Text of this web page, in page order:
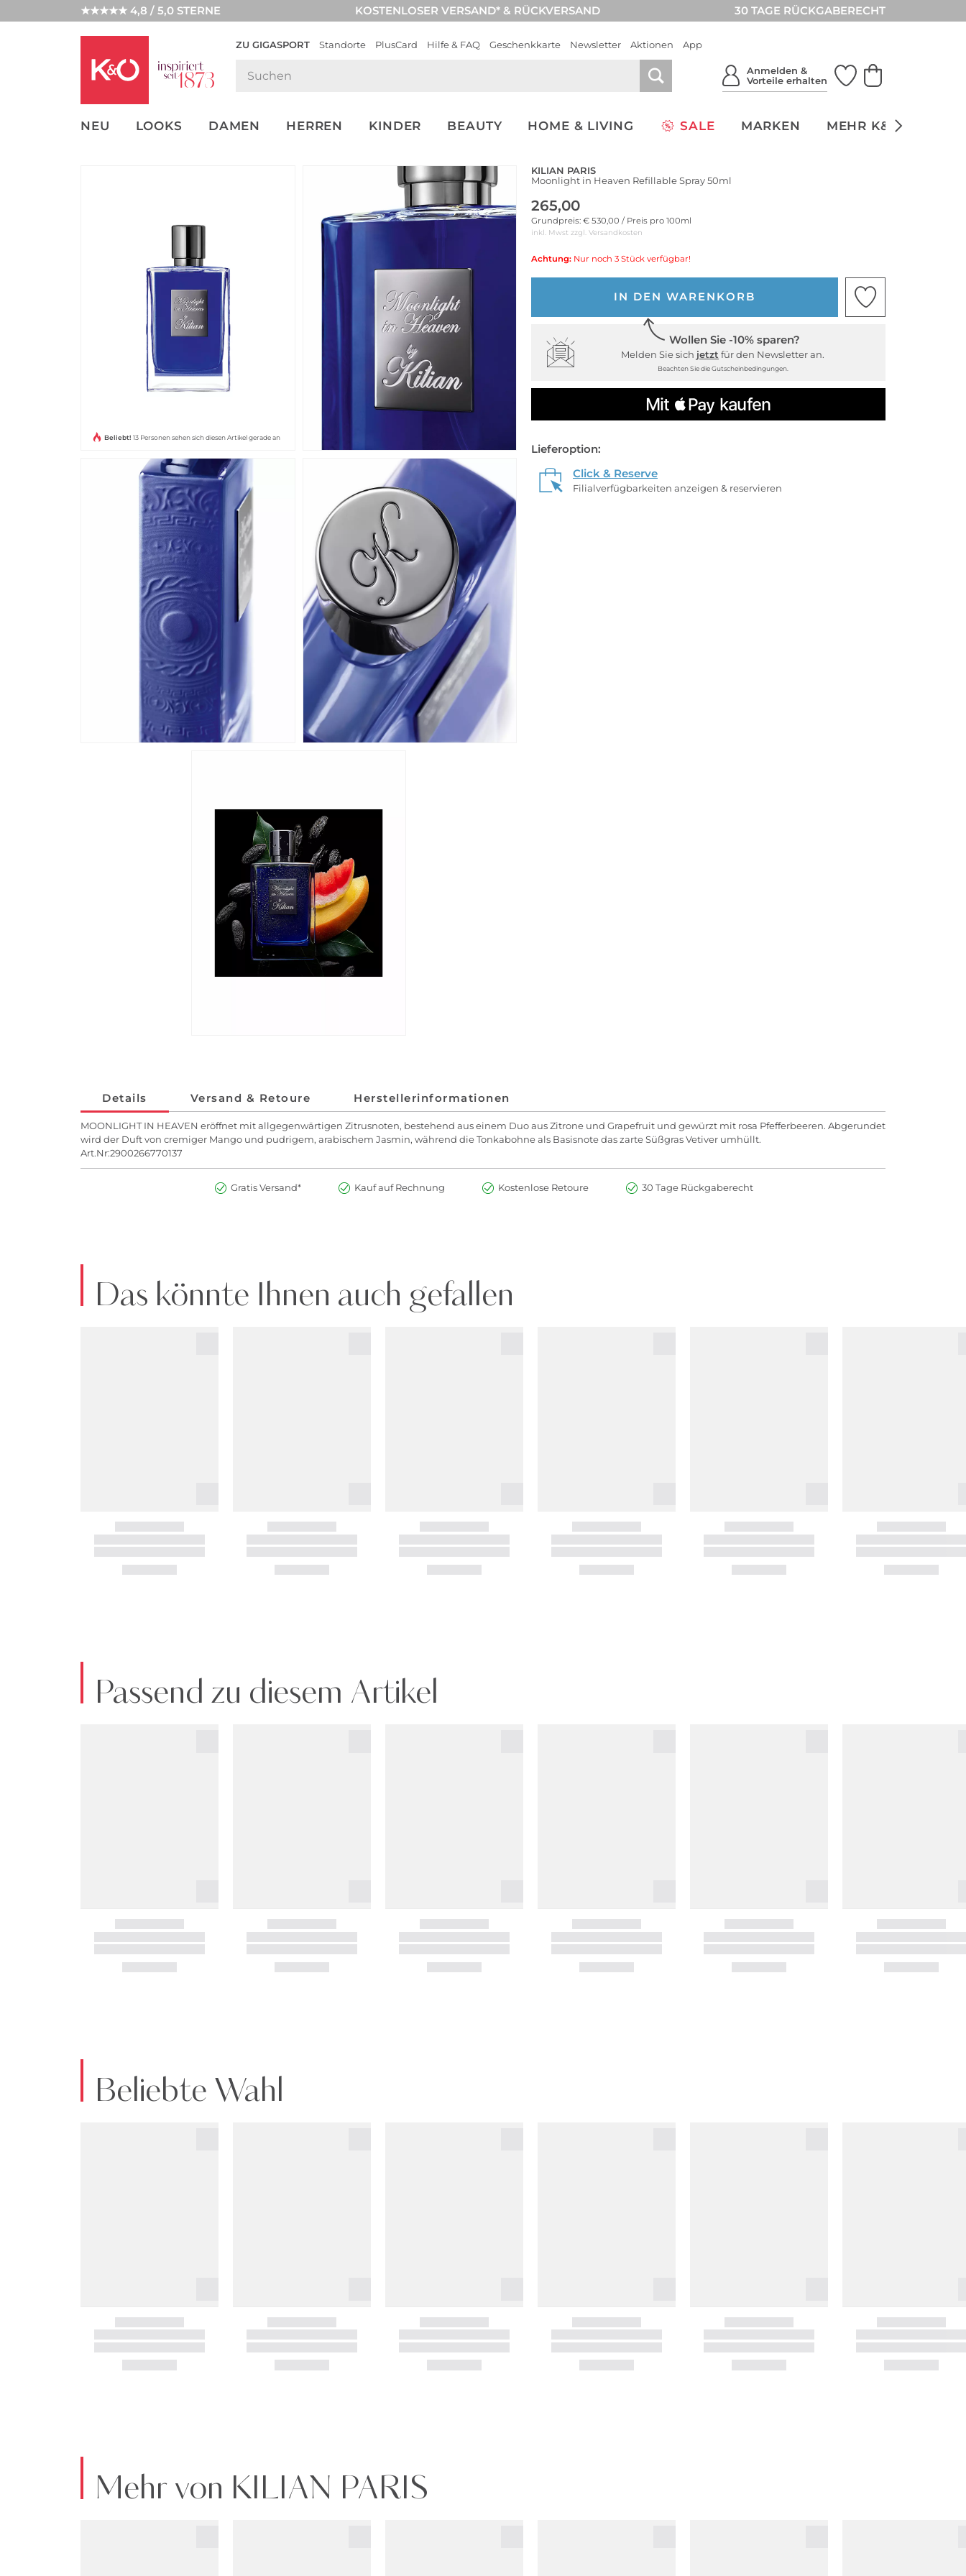
★★★★★ 4,8 / 5,0 STERNE KOSTENLOSER VERSAND* & RÜCKVERSAND 30 TAGE RÜCKGABERECHT
ZU GIGASPORT Standorte PlusCard Hilfe & FAQ Geschenkkarte Newsletter Aktionen App
Anmelden &
Vorteile erhalten
NEU LOOKS DAMEN HERREN KINDER BEAUTY HOME & LIVING SALE MARKEN MEHR K&Ö
UNSERE APP
CLICK &
Beliebt! 13 Personen sehen sich diesen Artikel gerade an
KILIAN PARIS
Moonlight in Heaven Refillable Spray 50ml
265,00
Grundpreis: € 530,00 / Preis pro 100ml
inkl. Mwst zzgl. Versandkosten
Achtung: Nur noch 3 Stück verfügbar!
IN DEN WARENKORB
Wollen Sie -10% sparen?
Melden Sie sich jetzt für den Newsletter an.
Beachten Sie die Gutscheinbedingungen.
Lieferoption:
Click & Reserve
Filialverfügbarkeiten anzeigen & reservieren
Details Versand & Retoure Herstellerinformationen
MOONLIGHT IN HEAVEN eröffnet mit allgegenwärtigen Zitrusnoten, bestehend aus einem Duo aus Zitrone und Grapefruit und gewürzt mit rosa Pfefferbeeren. Abgerundet
wird der Duft von cremiger Mango und pudrigem, arabischem Jasmin, während die Tonkabohne als Basisnote das zarte Süßgras Vetiver umhüllt.
Art.Nr:2900266770137
Gratis Versand* Kauf auf Rechnung Kostenlose Retoure 30 Tage Rückgaberecht
Das könnte Ihnen auch gefallen
Passend zu diesem Artikel
Beliebte Wahl
Mehr von KILIAN PARIS